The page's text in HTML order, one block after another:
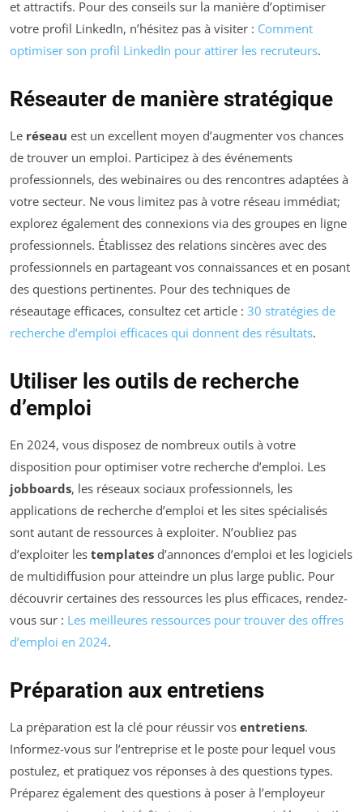
et attractifs. Pour des conseils sur la manière d’optimiser
votre profil LinkedIn, n’hésitez pas à visiter : Comment
optimiser son profil LinkedIn pour attirer les recruteurs.
Réseauter de manière stratégique
Le réseau est un excellent moyen d’augmenter vos chances
de trouver un emploi. Participez à des événements
professionnels, des webinaires ou des rencontres adaptées à
votre secteur. Ne vous limitez pas à votre réseau immédiat;
explorez également des connexions via des groupes en ligne
professionnels. Établissez des relations sincères avec des
professionnels en partageant vos connaissances et en posant
des questions pertinentes. Pour des techniques de
réseautage efficaces, consultez cet article : 30 stratégies de
recherche d’emploi efficaces qui donnent des résultats.
Utiliser les outils de recherche
d’emploi
En 2024, vous disposez de nombreux outils à votre
disposition pour optimiser votre recherche d’emploi. Les
jobboards, les réseaux sociaux professionnels, les
applications de recherche d’emploi et les sites spécialisés
sont autant de ressources à exploiter. N’oubliez pas
d’exploiter les templates d’annonces d’emploi et les logiciels
de multidiffusion pour atteindre un plus large public. Pour
découvrir certaines des ressources les plus efficaces, rendez-
vous sur : Les meilleures ressources pour trouver des offres
d’emploi en 2024.
Préparation aux entretiens
La préparation est la clé pour réussir vos entretiens.
Informez-vous sur l’entreprise et le poste pour lequel vous
postulez, et pratiquez vos réponses à des questions types.
Préparez également des questions à poser à l’employeur